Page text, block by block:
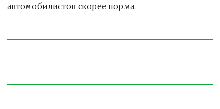
автомобилистов скорее норма.